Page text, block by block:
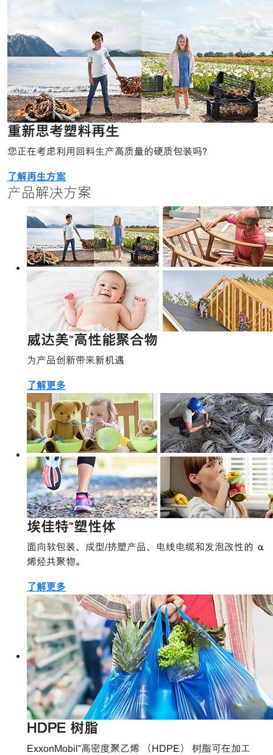
重新思考塑料再生
您正在考虑利用回料生产高质量的硬质包装吗？
了解再生方案
产品解决方案
威达美™高性能聚合物
为产品创新带来新机遇
了解更多
埃佳特™塑性体
面向软包装、成型/挤塑产品、电线电缆和发泡改性的 α
烯烃共聚物。
了解更多
HDPE 树脂
ExxonMobil™高密度聚乙烯 （HDPE） 树脂可在加工